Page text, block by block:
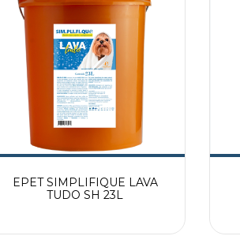
EPET SIMPLIFIQUE LAVA
TUDO SH 23L